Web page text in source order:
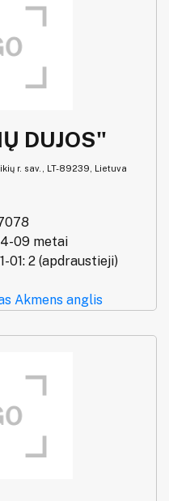
DUJOS"
r. sav., LT-89239, Lietuva
09 metai
01: 2 (apdraustieji)
Akmens anglis